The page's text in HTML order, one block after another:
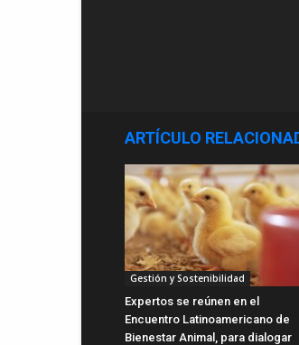
ARTÍCULO
Gestión y Sostenibilidad
Expertos se reúnen en el
Encuentro Latinoamericano de
Bienestar Animal, para dialogar